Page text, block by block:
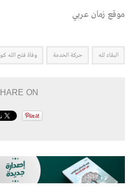
موقع زمان عربي
البقاء لله حركة الخدمة وفاة فتح الله
ON: